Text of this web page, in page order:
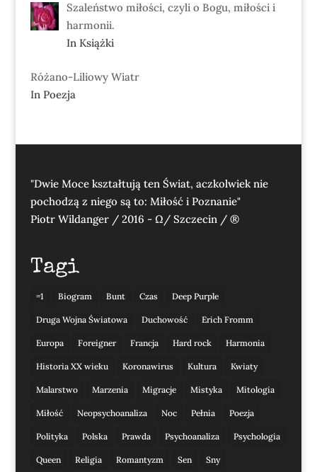
Szaleństwo miłości, czyli o Bogu, miłości i
harmonii.
In Książki
Różano-Liliowy Wiatr
In Poezja
"Dwie Moce kształtują ten Świat, aczkolwiek nie
pochodzą z niego są to: Miłość i Poznanie"
Piotr Wildanger / 2016 - Ω/ Szczecin / ®
Tagi
=1 Biogram Bunt Czas Deep Purple
Druga Wojna Światowa Duchowość Erich Fromm
Europa Foreigner Francja Hard rock Harmonia
Historia XX wieku Koronawirus Kultura Kwiaty
Malarstwo Marzenia Migracje Mistyka Mitologia
Miłość Neopsychoanaliza Noc Pełnia Poezja
Polityka Polska Prawda Psychoanaliza Psychologia
Queen Religia Romantyzm Sen Sny